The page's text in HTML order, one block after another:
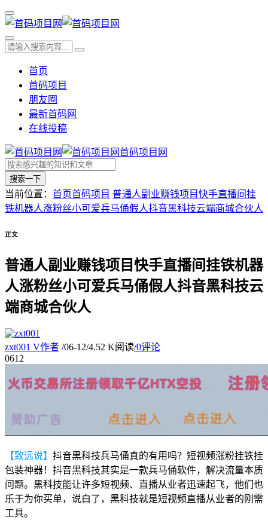
首页
首码项目
朋友圈
最新首码网
在线投稿
首码项目网
搜索一下
当前位置： 首页首码项目 普通人副业赚钱项目快手直播间挂
铁机器人涨粉丝小可爱兵马俑假人抖音黑科技云端商城合伙人
正文
普通人副业赚钱项目快手直播间挂铁机器
人涨粉丝小可爱兵马俑假人抖音黑科技云
端商城合伙人
zxt001 V作者 /06-12/4.52 K阅读/0评论
0612
【致远说】 抖音黑科技兵马俑真的有用吗？短视频涨粉挂铁挂
包装神器！抖音黑科技其实是一款兵马俑软件，解决流量本质
问题。黑科技能让许多短视频、直播从业者迅速起飞，他们也
乐于为你买单，说白了，黑科技就是短视频直播从业者的刚需
工具。